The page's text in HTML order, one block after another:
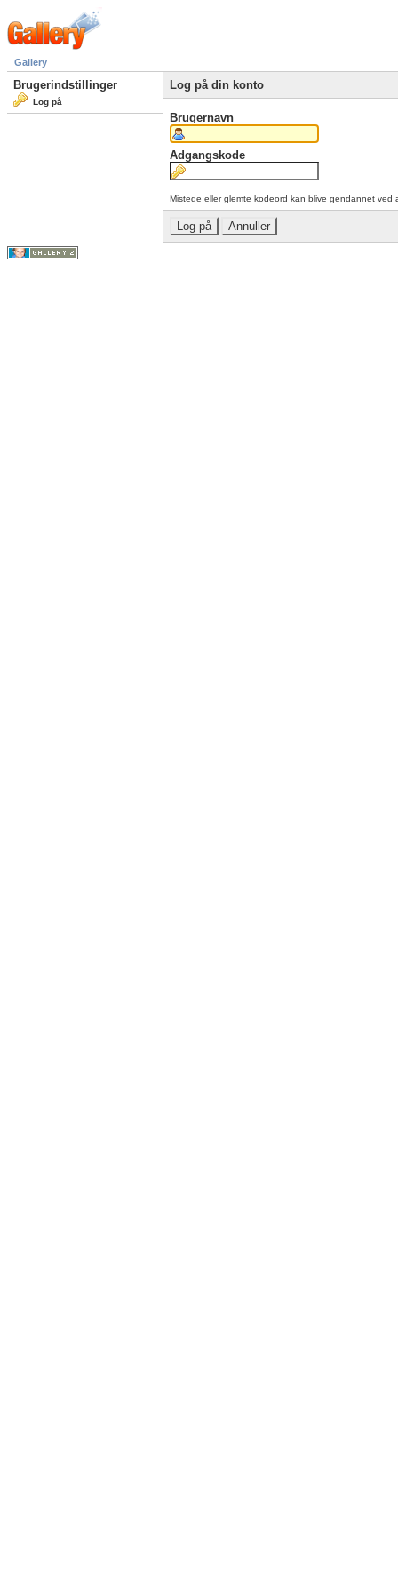
Gallery
Brugerindstillinger
Log på
Log på din konto
Brugernavn
Adgangskode
Mistede eller glemte kodeord kan blive gendannet ved